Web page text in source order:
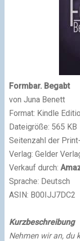
Formbar. Begabt
von Juna Benett
Format: Kindle
Dateigröße: 565 KB
Seitenzahl der
Verlag: Gelder
Verkauf durch:
Sprache: Deutsch
ASIN: B00IJJ7DC2
Kurzbeschreibung
Nehmen wir an, du